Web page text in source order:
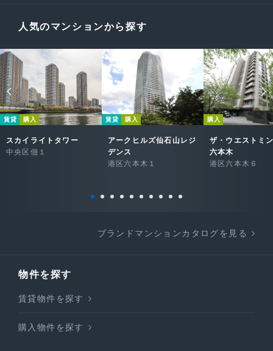
人気のマンションから探す
賃貸 購入
スカイライトタワー
中央区佃１
賃貸 購入
アークヒルズ仙石山レジ
デンス
港区六本木１
購入
ザ・ウエストミ
六本木
港区六本木６
ブランドマンションカタログを見る
物件を探す
賃貸物件を探す
購入物件を探す